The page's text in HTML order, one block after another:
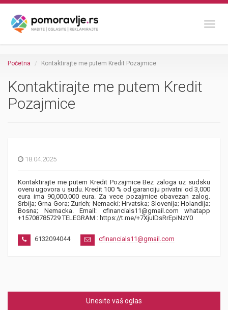
Početna Kontaktirajte me putem Kredit Pozajmice
Kontaktirajte me putem Kredit
Pozajmice
18.04.2025
Kontaktirajte me putem Kredit Pozajmice Bez zaloga uz sudsku
overu ugovora u sudu. Kredit 100 % od garanciju privatni od 3,000
eura ima 90,000.000 eura. Za vece pozajmice obavezan zalog.
Srbija; Grna Gora; Zurich; Nemacki; Hrvatska; Slovenija; Holandija;
Bosna; Nemacka. Email: cfinancials11@gmail.com whatapp
+15708785729 TELEGRAM : https://t.me/+7XjuIDsRrEpiNzY0
6132094044 cfinancials11@gmail.com
Unesite vaš oglas